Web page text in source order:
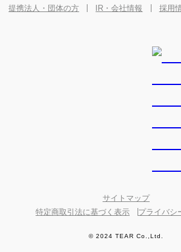
提携法人・団体の方
IR・会社情報 採用
サイトマップ
特定商取引法に基づく表示
プライバシ
© 2024 TEAR Co.,Ltd.